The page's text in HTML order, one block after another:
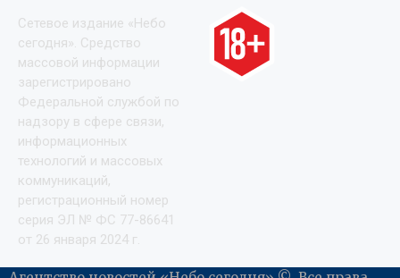
Сетевое издание «Небо
сегодня». Средство
массовой информации
зарегистрировано
Федеральной службой по
надзору в сфере связи,
информационных
технологий и массовых
коммуникаций,
регистрационный номер
серия ЭЛ № ФС 77-86641
от 26 января 2024 г.